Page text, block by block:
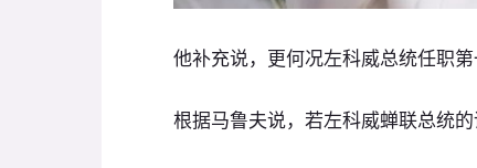
他补充说，更何况左科威总统任职
根据马鲁夫说，若左科威蝉联总统